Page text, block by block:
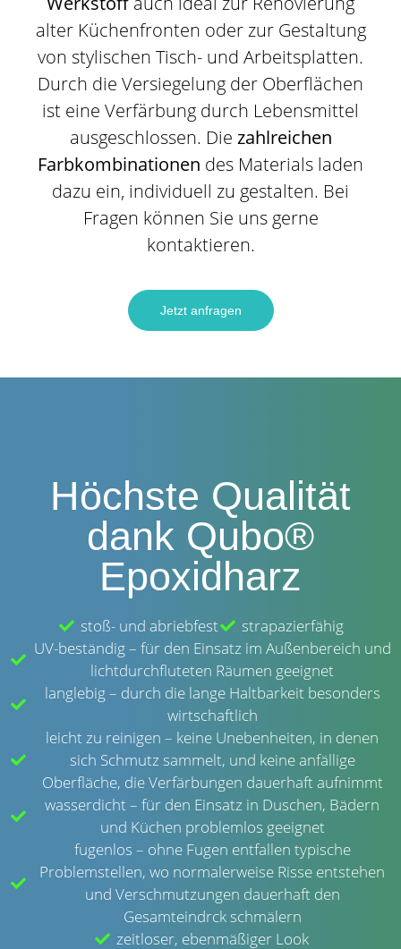
alter Küchenfronten oder zur Gestaltung
von stylischen Tisch- und Arbeitsplatten.
Durch die Versiegelung der Oberflächen
ist eine Verfärbung durch Lebensmittel
ausgeschlossen. Die zahlreichen
Farbkombinationen des Materials laden
dazu ein, individuell zu gestalten. Bei
Fragen können Sie uns gerne
kontaktieren.
Jetzt anfragen
Höchste Qualität
dank Qubo®
Epoxidharz
stoß- und abriebfest
strapazierfähig
UV-beständig – für den Einsatz im Außenbereich und
lichtdurchfluteten Räumen geeignet
langlebig – durch die lange Haltbarkeit besonders
wirtschaftlich
leicht zu reinigen – keine Unebenheiten, in denen
sich Schmutz sammelt, und keine anfällige
Oberfläche, die Verfärbungen dauerhaft aufnimmt
wasserdicht – für den Einsatz in Duschen, Bädern
und Küchen problemlos geeignet
fugenlos – ohne Fugen entfallen typische
Problemstellen, wo normalerweise Risse entstehen
und Verschmutzungen dauerhaft den
Gesamteindrck schmälern
zeitloser, ebenmäßiger Look